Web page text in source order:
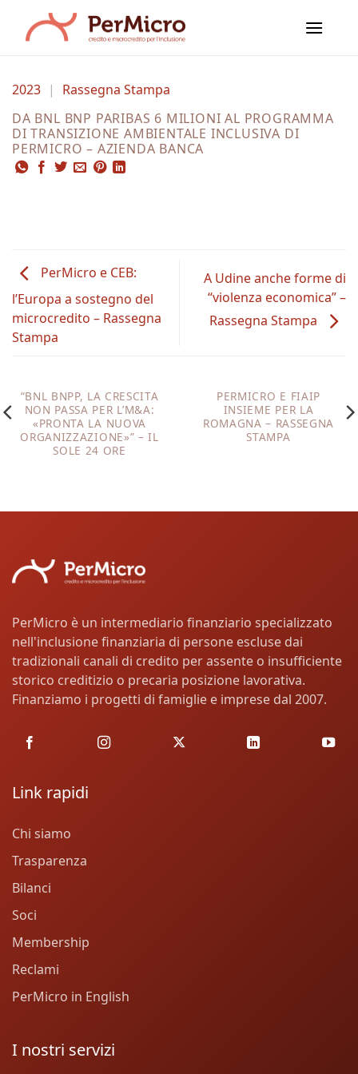
contenuti
2023 |
Rassegna Stampa
DA BNL BNP PARIBAS 6 MILIONI AL PROGRAMMA
DI TRANSIZIONE AMBIENTALE INCLUSIVA DI
PERMICRO – AZIENDA BANCA
PerMicro e CEB:
l’Europa a sostegno del
microcredito – Rassegna
Stampa
A Udine anche forme di
“violenza economica” –
Rassegna Stampa
“BNL BNPP, LA CRESCITA
NON PASSA PER L’M&A:
«PRONTA LA NUOVA
ORGANIZZAZIONE»” – IL
SOLE 24 ORE
PERMICRO E FIAIP
INSIEME PER LA
ROMAGNA – RASSEGNA
STAMPA
PerMicro è un intermediario finanziario specializzato
nell'inclusione finanziaria di persone escluse dai
tradizionali canali di credito per assente o insufficiente
storico creditizio o precaria posizione lavorativa.
Finanziamo i progetti di famiglie e imprese dal 2007.
Link rapidi
Chi siamo
Trasparenza
Bilanci
Soci
Membership
Reclami
PerMicro in English
I nostri servizi